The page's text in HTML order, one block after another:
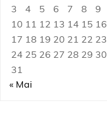
3
4 5 6 7 8
9
10 11 12 13 14 15 16
17 18 19 20 21 22 23
24 25 26 27 28 29 30
31
« Mai